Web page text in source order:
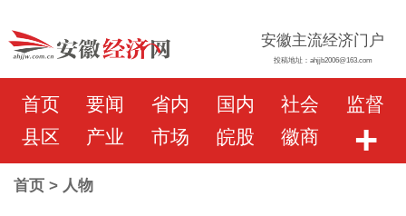
安徽主流经济门户
投稿地址：ahjjb2006@163.com
首页 要闻 省内 国内 社会
监督
县区
产业 市场 皖股 徽商 +
首页> 人物